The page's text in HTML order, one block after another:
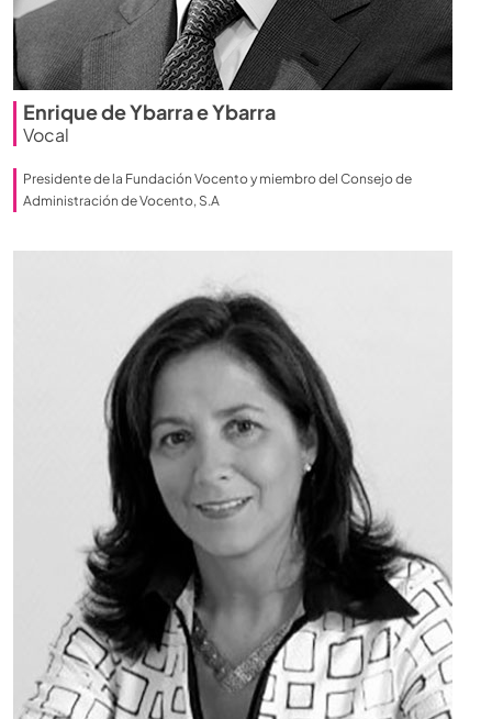
Enrique de Ybarra e Ybarra
Vocal
Presidente de la Fundación Vocento y miembro del Consejo de
Administración de Vocento, S.A